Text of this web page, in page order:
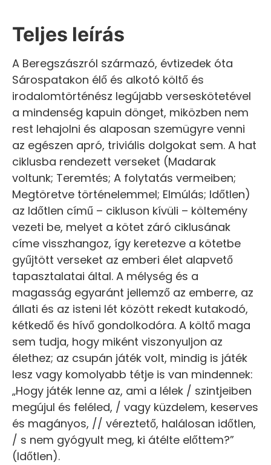
Teljes leírás
A Beregszászról származó, évtizedek óta
Sárospatakon élő és alkotó költő és
irodalomtörténész legújabb verseskötetével
a mindenség kapuin dönget, miközben nem
rest lehajolni és alaposan szemügyre venni
az egészen apró, triviális dolgokat sem. A hat
ciklusba rendezett verseket (Madarak
voltunk; Teremtés; A folytatás vermeiben;
Megtöretve történelemmel; Elmúlás; Időtlen)
az Időtlen című – cikluson kívüli – költemény
vezeti be, melyet a kötet záró ciklusának
címe visszhangoz, így keretezve a kötetbe
gyűjtött verseket az emberi élet alapvető
tapasztalatai által. A mélység és a
magasság egyaránt jellemző az emberre, az
állati és az isteni lét között rekedt kutakodó,
kétkedő és hívő gondolkodóra. A költő maga
sem tudja, hogy miként viszonyuljon az
élethez; az csupán játék volt, mindig is játék
lesz vagy komolyabb tétje is van mindennek:
„Hogy játék lenne az, ami a lélek / szintjeiben
megújul és feléled, / vagy küzdelem, keserves
és magányos, // véreztető, halálosan időtlen,
/ s nem gyógyult meg, ki átélte előttem?”
(Időtlen).